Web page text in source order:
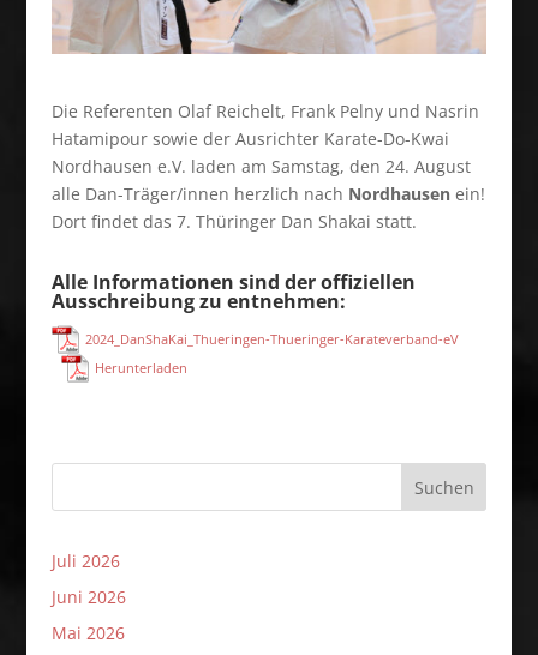
Die Referenten Olaf Reichelt, Frank Pelny und Nasrin
Hatamipour sowie der Ausrichter Karate-Do-Kwai
Nordhausen e.V. laden am Samstag, den 24. August
alle Dan-Träger/innen herzlich nach Nordhausenein!
Dort findet das 7. Thüringer Dan Shakai statt.
Alle Informationen sind der offiziellen
Ausschreibung zu entnehmen:
2024_DanShaKai_Thueringen-Thueringer-Karateverband-eV
Herunterladen
Suchen
Juli 2026
Juni 2026
Mai 2026